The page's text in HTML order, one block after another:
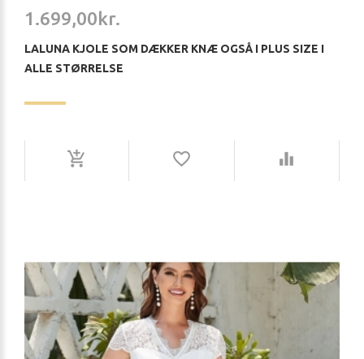
1.699,00kr.
LALUNA KJOLE SOM DÆKKER KNÆ OGSÅ I PLUS SIZE I
ALLE STØRRELSE